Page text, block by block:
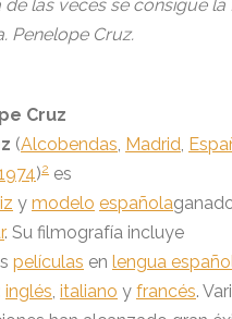
de las veces se consigue
Penelope Cruz.
Cruz
(Alcobendas Madrid
)2 es
y modelo española
. Su filmografía incluye
películas en lengua
inglés italiano y francés.